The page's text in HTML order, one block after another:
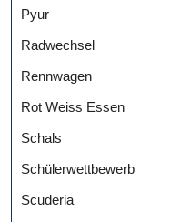
Pyur
Radwechsel
Rennwagen
Rot Weiss Essen
Schals
Schülerwettbewerb
Scuderia